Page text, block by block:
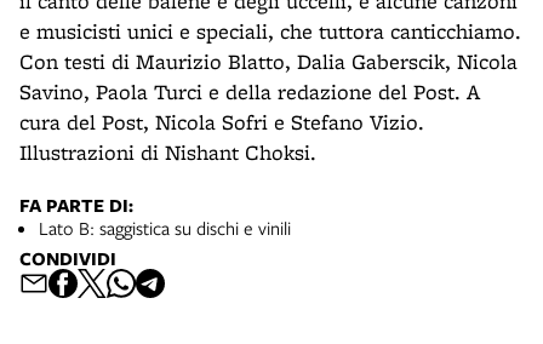
e musicisti unici e speciali, che tuttora canticchiamo.
Con testi di Maurizio Blatto, Dalia Gaberscik, Nicola
Savino, Paola Turci e della redazione del Post. A
cura del Post, Nicola Sofri e Stefano Vizio.
Illustrazioni di Nishant Choksi.
FA PARTE DI:
Lato B: saggistica su dischi e vinili
CONDIVIDI